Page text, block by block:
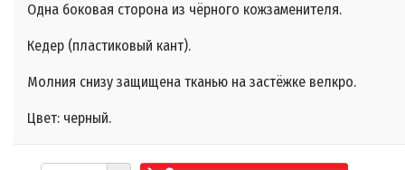
Одна боковая сторона из чёрного кожзаменителя.
Кедер (пластиковый кант).
Молния снизу защищена тканью на застёжке велкро.
Цвет: черный.